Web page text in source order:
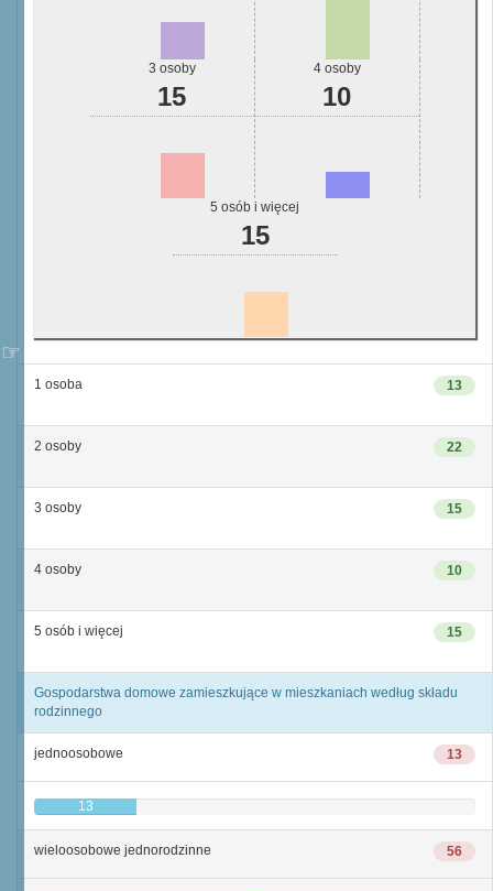
3 osoby
15
4 osoby
10
5 osób i więcej
15
13
1 osoba
22
2 osoby
15
3 osoby
10
4 osoby
15
5 osób i więcej
Gospodarstwa domowe zamieszkujące w mieszkaniach według składu
rodzinnego
13
jednoosobowe
13
56
wieloosobowe jednorodzinne